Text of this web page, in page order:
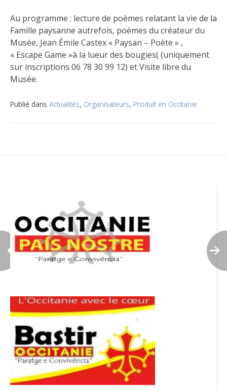
Au programme : lecture de poèmes relatant la vie de la
Famille paysanne autrefois, poèmes du créateur du
Musée, Jean Émile Castex « Paysan – Poète » ,
« Escape Game »à la lueur des bougies( (uniquement
sur inscriptions 06 78 30 99 12) et Visite libre du
Musée.
Publié dans Actualités, Organisateurs, Produit en Occitanie